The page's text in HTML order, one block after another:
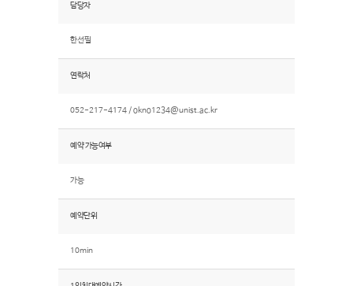
담당자
한선필
연락처
052-217-4174 /okno1234@unist.ac.kr
예약 가능여부
가능
예약단위
10min